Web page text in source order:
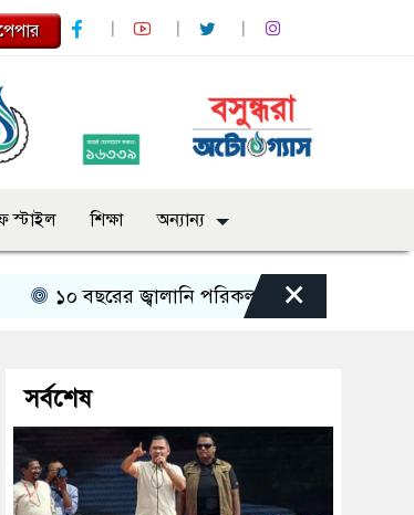
স্টাইল শিক্ষা অন্যান্য
১০ বছরের জ্বালানি পরিকল্পনা সংসদে তুলে ধরবে
×
সর্বশেষ